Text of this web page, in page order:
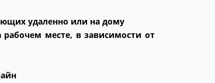
удаленно или на дому
месте, в зависимости от